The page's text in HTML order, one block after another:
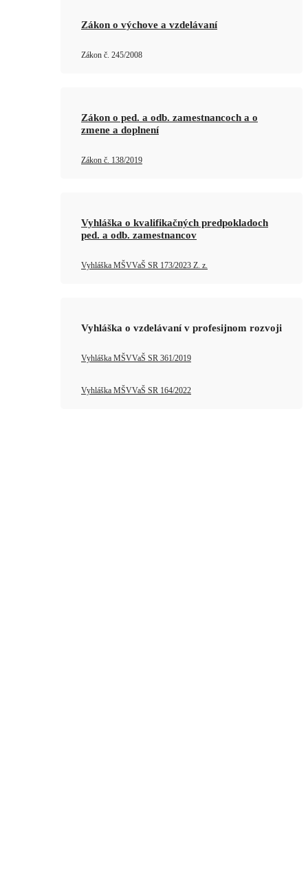
Zákon o výchove a vzdelávaní
Zákon č. 245/2008
Zákon o ped. a odb. zamestnancoch a o
zmene a doplnení
Zákon č. 138/2019
Vyhláška o kvalifikačných predpokladoch
ped. a odb. zamestnancov
Vyhláška MŠVVaŠ SR 173/2023 Z. z.
Vyhláška o vzdelávaní v profesijnom rozvoji
Vyhláška MŠVVaŠ SR 361/2019
Vyhláška MŠVVaŠ SR 164/2022